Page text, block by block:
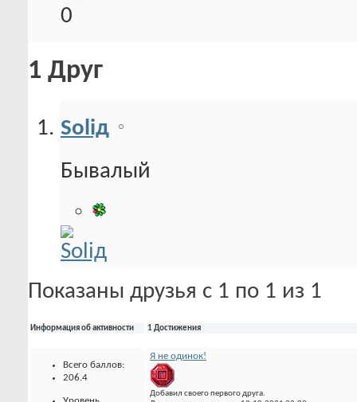
0
1 Друг
Soliд
Бывалый
Показаны друзья с 1 по 1 из 1
Информация об активности
Всего баллов:
206.4
1 Достижения
Я не одинок!
Добавил своего первого друга.